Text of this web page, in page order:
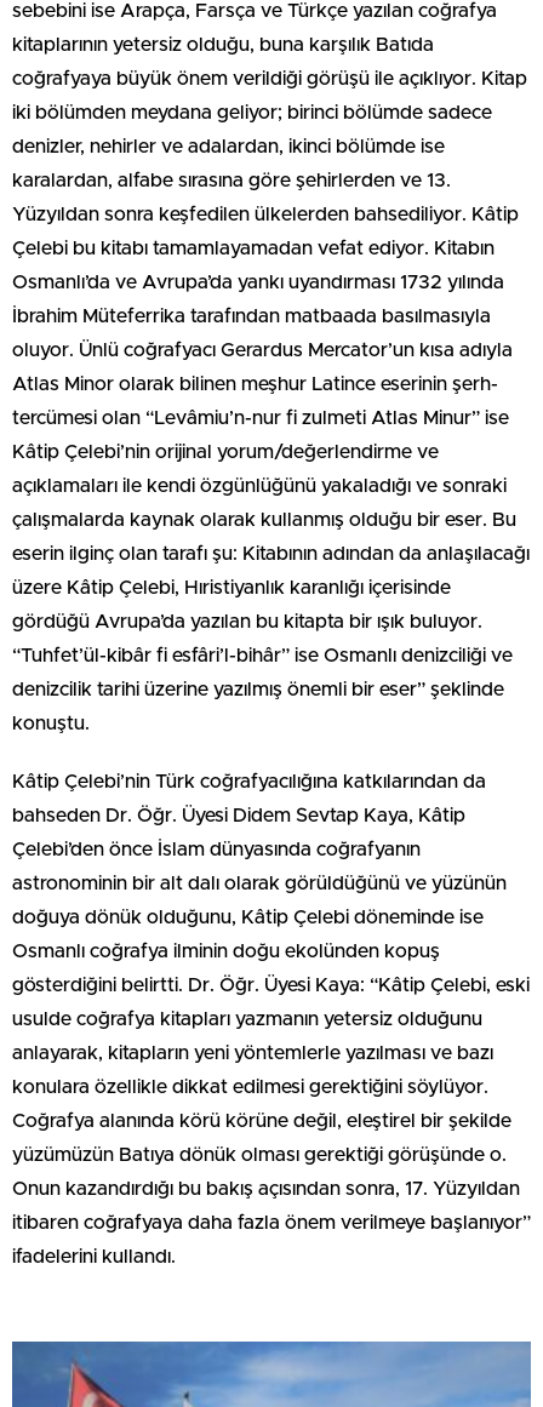
sebebini ise Arapça, Farsça ve Türkçe yazılan coğrafya
kitaplarının yetersiz olduğu, buna karşılık Batıda
coğrafyaya büyük önem verildiği görüşü ile açıklıyor. Kitap
iki bölümden meydana geliyor; birinci bölümde sadece
denizler, nehirler ve adalardan, ikinci bölümde ise
karalardan, alfabe sırasına göre şehirlerden ve 13.
Yüzyıldan sonra keşfedilen ülkelerden bahsediliyor. Kâtip
Çelebi bu kitabı tamamlayamadan vefat ediyor. Kitabın
Osmanlı’da ve Avrupa’da yankı uyandırması 1732 yılında
İbrahim Müteferrika tarafından matbaada basılmasıyla
oluyor. Ünlü coğrafyacı Gerardus Mercator’un kısa adıyla
Atlas Minor olarak bilinen meşhur Latince eserinin şerh-
tercümesi olan “Levâmiu’n-nur fi zulmeti Atlas Minur” ise
Kâtip Çelebi’nin orijinal yorum/değerlendirme ve
açıklamaları ile kendi özgünlüğünü yakaladığı ve sonraki
çalışmalarda kaynak olarak kullanmış olduğu bir eser. Bu
eserin ilginç olan tarafı şu: Kitabının adından da anlaşılacağı
üzere Kâtip Çelebi, Hıristiyanlık karanlığı içerisinde
gördüğü Avrupa’da yazılan bu kitapta bir ışık buluyor.
“Tuhfet’ül-kibâr fi esfâri’l-bihâr” ise Osmanlı denizciliği ve
denizcilik tarihi üzerine yazılmış önemli bir eser” şeklinde
konuştu.
Kâtip Çelebi’nin Türk coğrafyacılığına katkılarından da
bahseden Dr. Öğr. Üyesi Didem Sevtap Kaya, Kâtip
Çelebi’den önce İslam dünyasında coğrafyanın
astronominin bir alt dalı olarak görüldüğünü ve yüzünün
doğuya dönük olduğunu, Kâtip Çelebi döneminde ise
Osmanlı coğrafya ilminin doğu ekolünden kopuş
gösterdiğini belirtti. Dr. Öğr. Üyesi Kaya: “Kâtip Çelebi, eski
usulde coğrafya kitapları yazmanın yetersiz olduğunu
anlayarak, kitapların yeni yöntemlerle yazılması ve bazı
konulara özellikle dikkat edilmesi gerektiğini söylüyor.
Coğrafya alanında körü körüne değil, eleştirel bir şekilde
yüzümüzün Batıya dönük olması gerektiği görüşünde o.
Onun kazandırdığı bu bakış açısından sonra, 17. Yüzyıldan
itibaren coğrafyaya daha fazla önem verilmeye başlanıyor”
ifadelerini kullandı.